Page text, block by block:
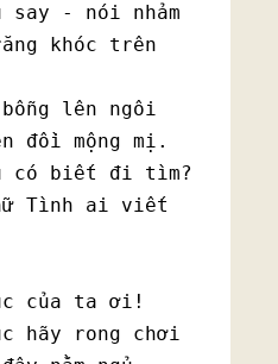
say - nói nhảm
khóc trên
lên ngôi
đồi mộng mị.
có biết đi tìm?
Tình ai viết
của ta ơi!
hãy rong chơi